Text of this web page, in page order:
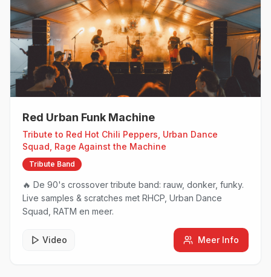
Red Urban Funk Machine
Tribute to Red Hot Chili Peppers, Urban Dance
Squad, Rage Against the Machine
Tribute Band
🔥 De 90's crossover tribute band: rauw, donker, funky.
Live samples & scratches met RHCP, Urban Dance
Squad, RATM en meer.
Video Meer Info